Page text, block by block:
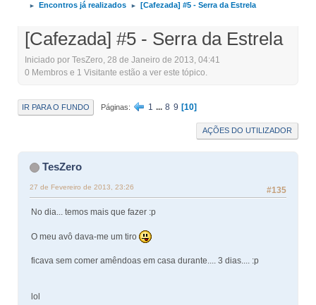
► Encontros já realizados ► [Cafezada] #5 - Serra da Estrela
[Cafezada] #5 - Serra da Estrela
Iniciado por TesZero, 28 de Janeiro de 2013, 04:41
0 Membros e 1 Visitante estão a ver este tópico.
IR PARA O FUNDO Páginas 1 ... 8 9 10
AÇÕES DO UTILIZADOR
TesZero
#135
27 de Fevereiro de 2013, 23:26
No dia... temos mais que fazer :p
O meu avô dava-me um tiro
ficava sem comer amêndoas em casa durante.... 3 dias.... :p
lol